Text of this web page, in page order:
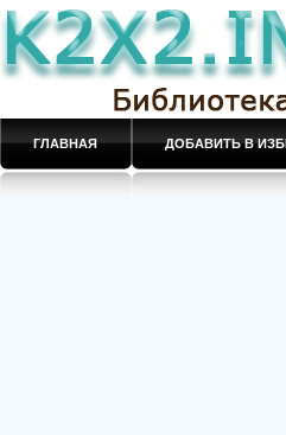
ГЛАВНАЯ ДОБАВИТЬ В